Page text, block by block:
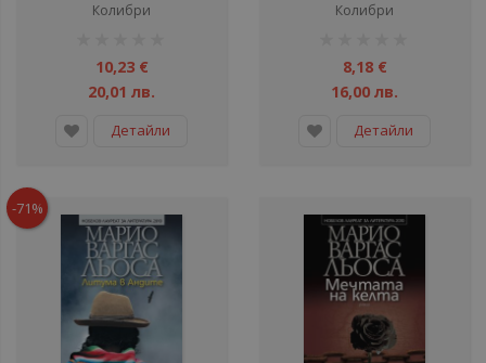
Колибри
10,23 €
20,01 лв.
Детайли
Колибри
8,18 €
16,00 лв.
Детайли
-71%